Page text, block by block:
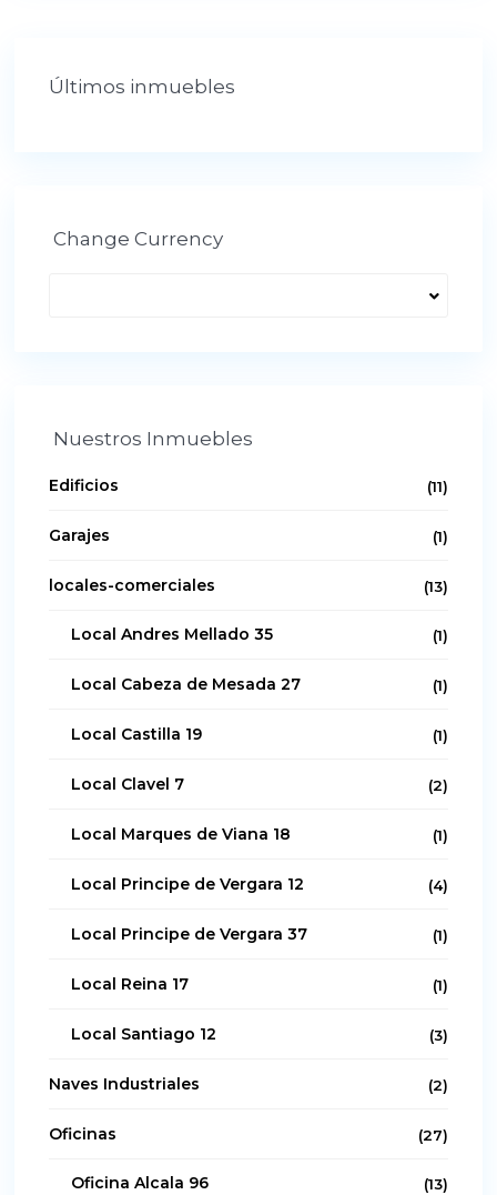
Últimos inmuebles
Change Currency
Nuestros Inmuebles
Edificios (11)
Garajes (1)
locales-comerciales (13)
Local Andres Mellado 35 (1)
Local Cabeza de Mesada 27 (1)
Local Castilla 19 (1)
Local Clavel 7 (2)
Local Marques de Viana 18 (1)
Local Principe de Vergara 12 (4)
Local Principe de Vergara 37 (1)
Local Reina 17 (1)
Local Santiago 12 (3)
Naves Industriales (2)
Oficinas (27)
Oficina Alcala 96 (13)